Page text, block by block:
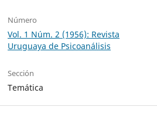
Número
Vol. 1 Núm. 2 (1956): Revista
Uruguaya de Psicoanálisis
Sección
Temática